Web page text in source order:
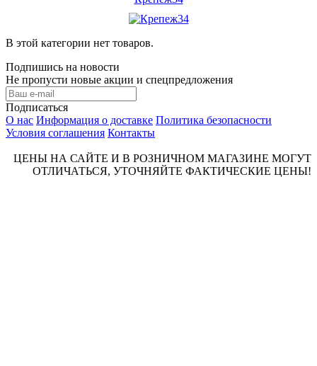
В этой категории нет товаров.
Подпишись на новости
Не пропусти новые акции и спецпредложения
Подписаться
О нас Информация о доставке Политика безопасности
Условия соглашения Контакты
ЦЕНЫ НА САЙТЕ И В РОЗНИЧНОМ МАГАЗИНЕ МОГУТ
ОТЛИЧАТЬСЯ, УТОЧНЯЙТЕ ФАКТИЧЕСКИЕ ЦЕНЫ!